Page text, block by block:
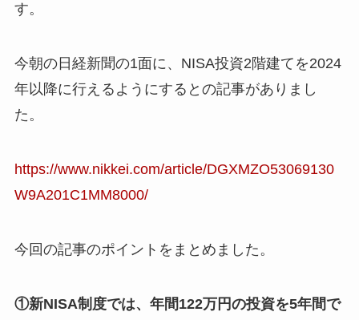
す。
今朝の日経新聞の1面に、NISA投資2階建てを2024
年以降に行えるようにするとの記事がありまし
た。
https://www.nikkei.com/article/DGXMZO53069130
W9A201C1MM8000/
今回の記事のポイントをまとめました。
①新NISA制度では、年間122万円の投資を5年間で